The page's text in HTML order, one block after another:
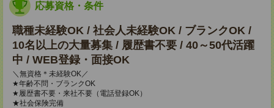
応募資格・条件
職種未経験OK / 社会人未経験OK / ブランクOK /
10名以上の大量募集 / 履歴書不要 / 40～50代活躍
中 / WEB登録・面接OK
＼無資格＊未経験OK／
★年齢不問・ブランクOK
★履歴書不要・来社不要（電話登録OK）
★社会保険完備